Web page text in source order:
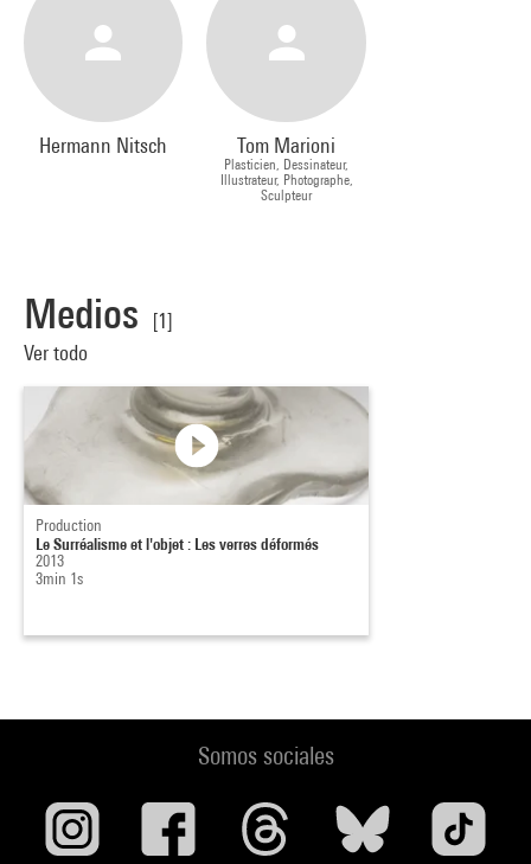
Hermann Nitsch Tom Marioni
Plasticien, Dessinateur,
Illustrateur, Photographe,
Sculpteur
Medios
[1]
Ver todo
Production
Le Surréalisme et l'objet : Les verres déformés
2013
3min 1s
Somos sociales